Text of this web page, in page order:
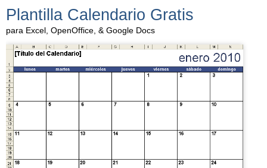
Plantilla Calendario Gratis
para Excel, OpenOffice, & Google Docs